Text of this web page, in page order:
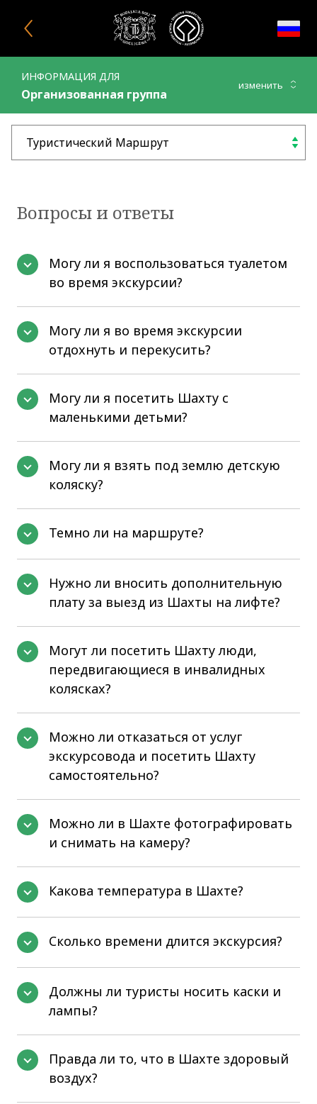
ИНФОРМАЦИЯ ДЛЯ
Организованная группа
изменить
Закрыть окно
Туристический Маршрут
Вoпросы и ответы
Могу ли я воспользоваться туалетом
во время экскурсии?
Могу ли я во время экскурсии
отдохнуть и перекусить?
Могу ли я посетить Шахту с
маленькими детьми?
Могу ли я взять под землю детскую
коляску?
Темно ли на маршруте?
Нужно ли вносить дополнительную
плату за выезд из Шахты на лифте?
Могут ли посетить Шахту люди,
передвигающиеся в инвалидных
колясках?
Можно ли отказаться от услуг
экскурсовода и посетить Шахту
самостоятельно?
Можно ли в Шахте фотографировать
и снимать на камеру?
Какова температура в Шахте?
Сколько времени длится экскурсия?
Должны ли туристы носить каски и
лампы?
Правда ли то, что в Шахте здоровый
воздух?
ОК